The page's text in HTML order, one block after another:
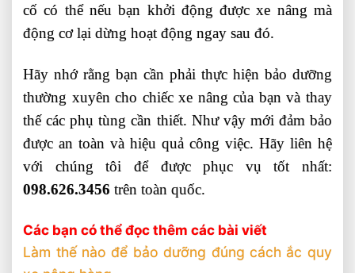
cố có thể nếu bạn khởi động được xe nâng mà
động cơ lại dừng hoạt động ngay sau đó.
Hãy nhớ rằng bạn cần phải thực hiện bảo dưỡng
thường xuyên cho chiếc xe nâng của bạn và thay
thế các phụ tùng cần thiết. Như vậy mới đảm bảo
được an toàn và hiệu quả công việc. Hãy liên hệ
với chúng tôi để được phục vụ tốt nhất:
098.626.3456 trên toàn quốc.
Các bạn có thể đọc thêm các bài viết
Làm thế nào để bảo dưỡng đúng cách ắc quy